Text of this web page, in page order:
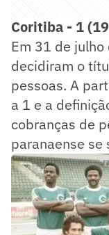
Coritiba - 1
Em 31 de
decidiram o
pessoas. A
a 1 e a
cobranças de
paranaense se